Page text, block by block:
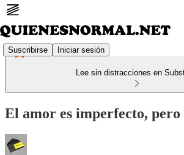
Suscribirse Iniciar sesión
Lee sin distracciones en
El amor es imperfecto, pero